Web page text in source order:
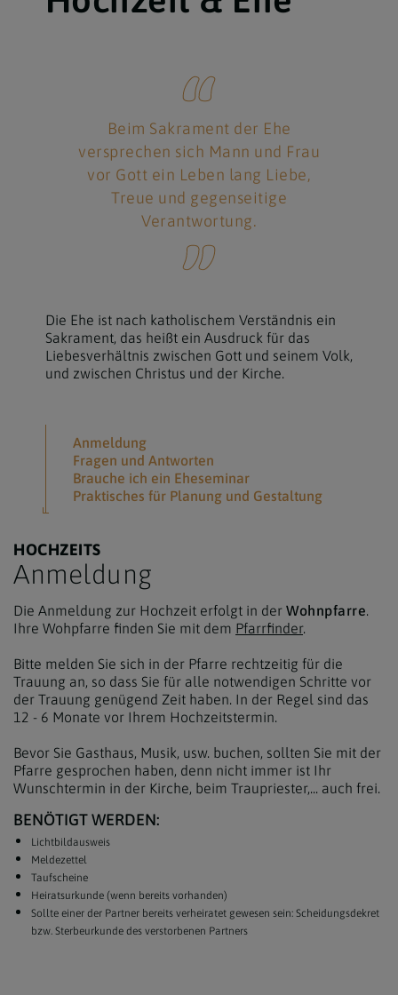
Beim Sakrament der Ehe
versprechen sich Mann und Frau
vor Gott ein Leben lang Liebe,
Treue und gegenseitige
Verantwortung.
Die Ehe ist nach katholischem Verständnis ein
Sakrament, das heißt ein Ausdruck für das
Liebesverhältnis zwischen Gott und seinem Volk,
und zwischen Christus und der Kirche.
Anmeldung
Fragen und Antworten
Brauche ich ein Eheseminar
Praktisches für Planung und Gestaltung
HOCHZEITS
Anmeldung
Die Anmeldung zur Hochzeit erfolgt in der Wohnpfarre.
Ihre Wohpfarre finden Sie mit dem Pfarrfinder.
Bitte melden Sie sich in der Pfarre rechtzeitig für die
Trauung an, so dass Sie für alle notwendigen Schritte vor
der Trauung genügend Zeit haben. In der Regel sind das
12 - 6 Monate vor Ihrem Hochzeitstermin.
Bevor Sie Gasthaus, Musik, usw. buchen, sollten Sie mit der
Pfarre gesprochen haben, denn nicht immer ist Ihr
Wunschtermin in der Kirche, beim Traupriester,... auch frei.
BENÖTIGT WERDEN:
Lichtbildausweis
Meldezettel
Taufscheine
Heiratsurkunde (wenn bereits vorhanden)
Sollte einer der Partner bereits verheiratet gewesen sein: Scheidungsdekret
bzw. Sterbeurkunde des verstorbenen Partners